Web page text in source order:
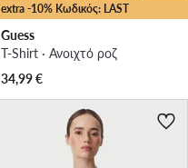
extra -10% Κωδικός: LAST
Guess
T-Shirt · Ανοιχτό ροζ
34,99€